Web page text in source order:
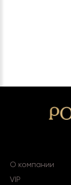
О компании
VIP